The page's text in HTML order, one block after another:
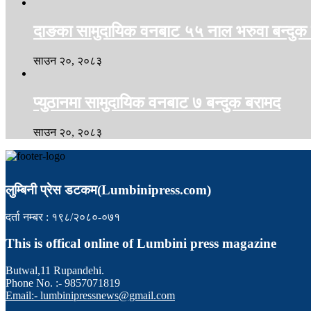
दाङका सामुदायिक वनबाट ५५ नाल भरुवा बन्दुक
साउन २०, २०८३
प्युठानमा सामुदायिक वनबाट ७ बन्दुक बरामद
साउन २०, २०८३
लुम्बिनी प्रेस डटकम(Lumbinipress.com)
दर्ता नम्बर : १९८/२०८०-०७१
This is offical online of Lumbini press magazine
Butwal,11 Rupandehi.
Phone No. :- 9857071819
Email:- lumbinipressnews@gmail.com